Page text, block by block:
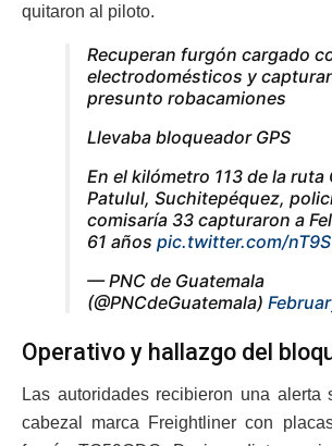
quitaron al piloto.
Recuperan furgón cargado
electrodomésticos y
presunto robacamiones
Llevaba bloqueador GPS
En el kilómetro 113 de la ruta
Patulul, Suchitepéquez,
comisaría 33 capturaron a
61 años pic.twitter.com/
— PNC de Guatemala
(@PNCdeGuatemala)
Operativo y hallazgo del
Las autoridades recibieron una alerta
cabezal marca Freightliner con